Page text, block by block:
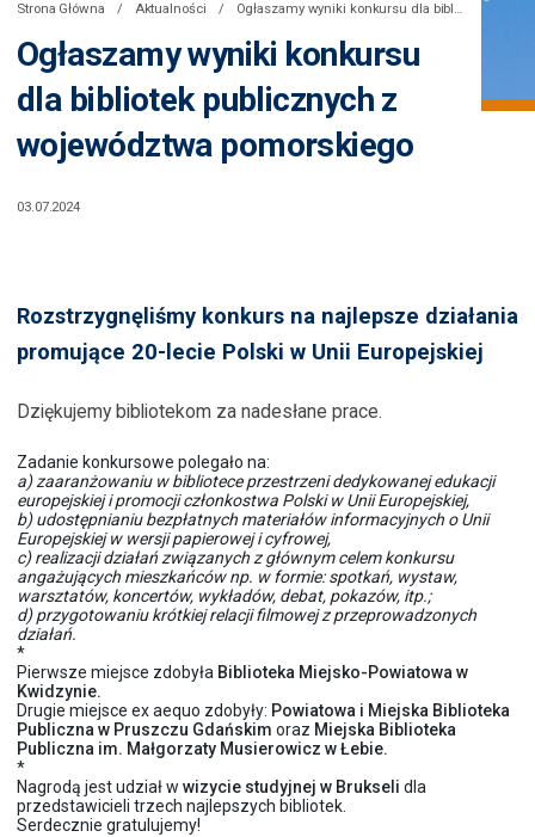
Strona Główna Aktualności Ogłaszamy wyniki konkursu dla bibliotek publicznych z województwa pomorskiego
Ogłaszamy wyniki konkursu
dla bibliotek publicznych z
województwa pomorskiego
03.07.2024
Rozstrzygnęliśmy konkurs na najlepsze działania
promujące 20-lecie Polski w Unii Europejskiej
Dziękujemy bibliotekom za nadesłane prace.
Zadanie konkursowe polegało na:
a) zaaranżowaniu w bibliotece przestrzeni dedykowanej edukacji
europejskiej i promocji członkostwa Polski w Unii Europejskiej,
b) udostępnianiu bezpłatnych materiałów informacyjnych o Unii
Europejskiej w wersji papierowej i cyfrowej,
c) realizacji działań związanych z głównym celem konkursu
angażujących mieszkańców np. w formie: spotkań, wystaw,
warsztatów, koncertów, wykładów, debat, pokazów, itp.;
d) przygotowaniu krótkiej relacji filmowej z przeprowadzonych
działań.
*
Pierwsze miejsce zdobyła Biblioteka Miejsko-Powiatowa w
Kwidzynie.
Drugie miejsce ex aequo zdobyły: Powiatowa i Miejska Biblioteka
Publiczna w Pruszczu Gdańskim oraz Miejska Biblioteka
Publiczna im. Małgorzaty Musierowicz w Łebie.
*
Nagrodą jest udział w wizycie studyjnej w Brukseli dla
przedstawicieli trzech najlepszych bibliotek.
Serdecznie gratulujemy!